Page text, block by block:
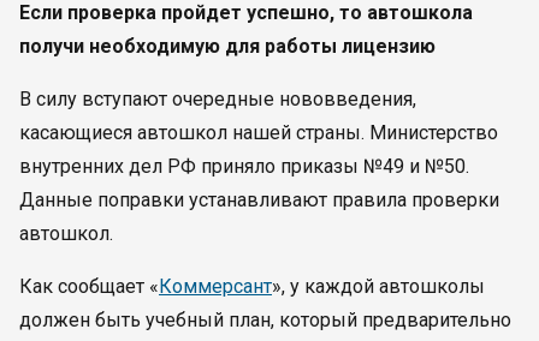
Если проверка пройдет успешно, то автошкола
получи необходимую для работы лицензию
В силу вступают очередные нововведения,
касающиеся автошкол нашей страны. Министерство
внутренних дел РФ приняло приказы №49 и №50.
Данные поправки устанавливают правила проверки
автошкол.
Как сообщает «Коммерсант», у каждой автошколы
должен быть учебный план, который предварительно